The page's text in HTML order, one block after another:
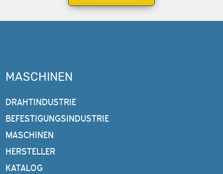
MASCHINEN
DRAHTINDUSTRIE
BEFESTIGUNGSINDUSTRIE
MASCHINEN
HERSTELLER
KATALOG